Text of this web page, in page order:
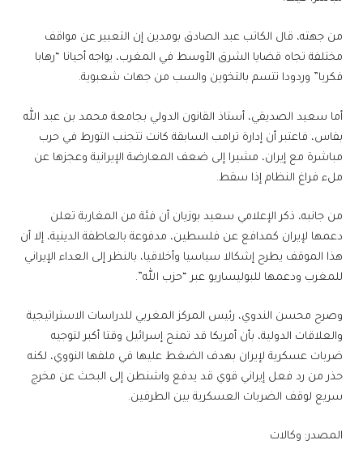
من جهته، قال الكاتب عبد الصادق بومدين إن التعبير عن مواقف
مختلفة تجاه قضايا الشرق الأوسط في المغرب، يواجه أحيانا “رهابا
فكريا” وردودا تتسم بالتخوين والسب من جهات شعبوية.
أما سعيد الصديقي، أستاذ القانون الدولي بجامعة محمد بن عبد الله
بفاس، فاعتبر أن إدارة ترامب السابقة كانت تتجنب التورط في حرب
مباشرة مع إيران، مشيرا إلى ضعف المعارضة الإيرانية وعجزها عن
ملء فراغ النظام إذا سقط.
من جانبه، ذكر الإعلامي سعيد بوزيان أن فئة من المغاربة تعلن
دعمها لإيران كمدافع عن فلسطين، مدفوعة بالعاطفة الدينية، إلا أن
هذا الموقف يطرح إشكالا سياسيا وأخلاقيا، بالنظر إلى العداء الإيراني
للمغرب ودعمها للبوليساريو عبر “حزب الله”.
وصرح محسن الندوي، رئيس المركز المغربي للدراسات الاستراتيجية
والعلاقات الدولية، بأن أمريكا قد تمنح إسرائيل وقتا أكبر لتوجيه
ضربات عسكرية لإيران بهدف الضغط عليها في ملفها النووي، لكنه
حذر من رد فعل إيراني قوي قد يدفع واشنطن إلى البحث عن مخرج
سريع لوقف الضربات العسكرية بين الطرفين.
المصدر: وكالات